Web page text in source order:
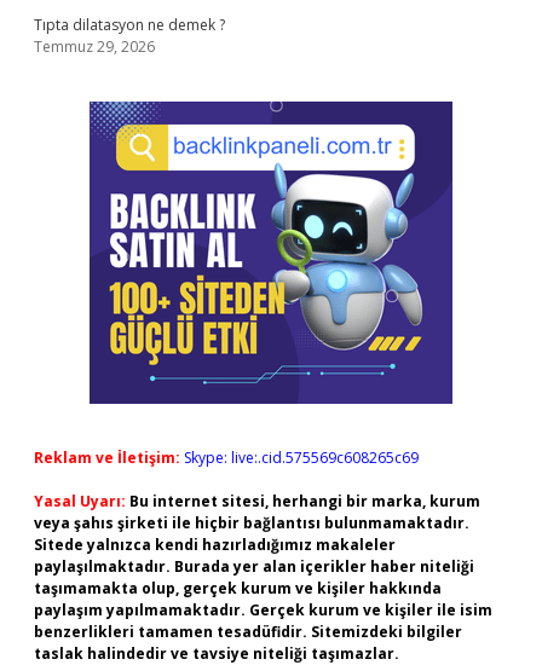
Tıpta dilatasyon ne demek ?
Temmuz 29, 2026
Reklam ve İletişim: Skype: live:.cid.575569c608265c69
Yasal Uyarı: Bu internet sitesi, herhangi bir marka, kurum
veya şahıs şirketi ile hiçbir bağlantısı bulunmamaktadır.
Sitede yalnızca kendi hazırladığımız makaleler
paylaşılmaktadır. Burada yer alan içerikler haber niteliği
taşımamakta olup, gerçek kurum ve kişiler hakkında
paylaşım yapılmamaktadır. Gerçek kurum ve kişiler ile isim
benzerlikleri tamamen tesadüfidir. Sitemizdeki bilgiler
taslak halindedir ve tavsiye niteliği taşımazlar.